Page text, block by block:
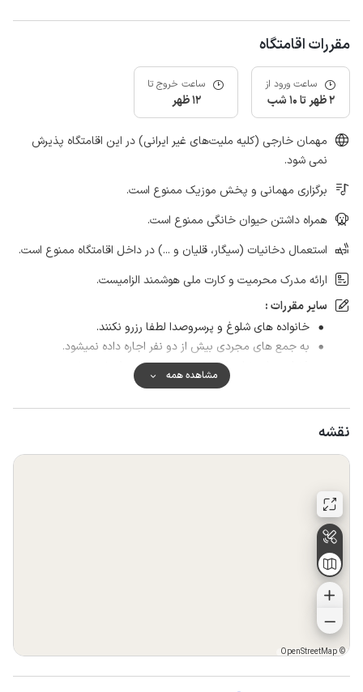
مقررات اقامتگاه
ساعت ورود از
2 ظهر تا 10 شب
ساعت خروج تا
12 ظهر
مهمان خارجی (کلیه ملیت‌های غیر ایرانی) در این اقامتگاه پذیرش
نمی شود.
برگزاری مهمانی و پخش موزیک ممنوع است.
همراه داشتن حیوان خانگی ممنوع است.
استعمال دخانیات (سیگار، قلیان و ...) در داخل اقامتگاه ممنوع است.
ارائه مدرک محرمیت و کارت ملی هوشمند الزامیست.
سایر مقررات :
خانواده های شلوغ و پرسروصدا لطفا رزرو نکنند.
به جمع های مجردی بیش از دو نفر اجاره داده نمیشود.
فقط تعداد نفرات ثبت شده در سند رزرو پذیرش میشوند.
ویلا کاملا تمیز و بهداشتی تحویل شما میگردد و رعایت نظافت از
طرف مهمان الزامیست.
رعایت مقررات ویلا کاملا الزامیست درغیر اینصورت رزرو شما کنسل
مشاهده همه
نقشه
©
OpenStreetMap